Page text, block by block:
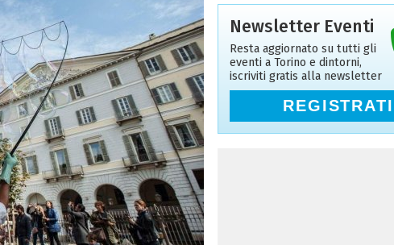
Newsletter Eventi
Resta aggiornato su tutti gli
eventi a Torino e dintorni,
iscriviti gratis alla newsletter
REGISTRATI